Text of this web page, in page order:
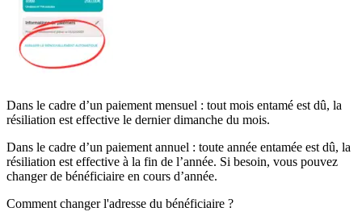
Dans le cadre d’un paiement mensuel : tout mois entamé est dû, la
résiliation est effective le dernier dimanche du mois.
Dans le cadre d’un paiement annuel : toute année entamée est dû, la
résiliation est effective à la fin de l’année. Si besoin, vous pouvez
changer de bénéficiaire en cours d’année.
Comment changer l'adresse du bénéficiaire ?